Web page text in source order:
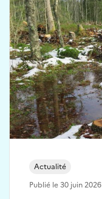
Actualité
Publié le 30 juin 2026